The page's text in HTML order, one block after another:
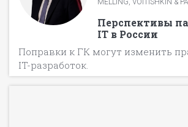
Перспективы
IT в России
Поправки к ГК могут изменить
IT-разработок.